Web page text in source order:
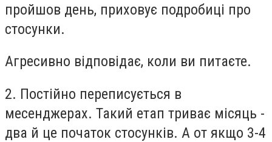
пройшов день, приховує подробиці про
стосунки.
Агресивно відповідає, коли ви питаєте.
2. Постійно переписується в
месенджерах. Такий етап триває місяць -
два й це початок стосунків. А от якщо 3-4